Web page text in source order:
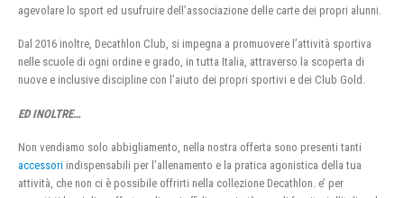
agevolare lo sport ed usufruire dell’associazione delle carte dei propri alunni.
Dal 2016 inoltre, Decathlon Club, si impegna a promuovere l’attività sportiva
nelle scuole di ogni ordine e grado, in tutta Italia, attraverso la scoperta di
nuove e inclusive discipline con l’aiuto dei propri sportivi e dei Club Gold.
ED INOLTRE…
Non vendiamo solo abbigliamento, nella nostra offerta sono presenti tanti
accessori indispensabili per l’allenamento e la pratica agonistica della tua
attività, che non ci è possibile offrirti nella collezione Decathlon. e’ per